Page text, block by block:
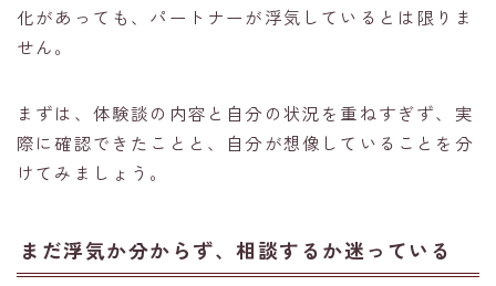
化があっても、パートナーが浮気しているとは限りま
せん。
まずは、体験談の内容と自分の状況を重ねすぎず、実
際に確認できたことと、自分が想像していることを分
けてみましょう。
まだ浮気か分からず、相談するか迷っている